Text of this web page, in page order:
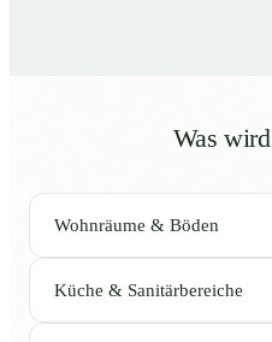
Was
Wohnräume & Böden
Küche & Sanitärbereiche